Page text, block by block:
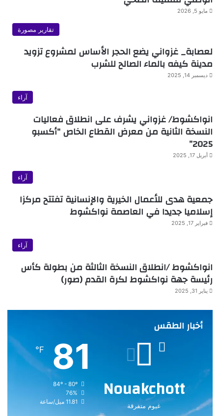
مايو 5, 2026
تقارير مصورة
لعصابة_ غزواني يضع الحجر الأساس لمشروع تزويد
مدينة كيفه بالماء الصالح للشرب
ديسمبر 14, 2025
آراء
انواكشوط/ غزواني يشرف على انطلاق فعاليات
النسخة الثانية من معرض القطاع الخاص “أكسبو
2025”
أبريل 17, 2025
آراء
جمعية هدى للأعمال الخيرية والإنسانية تفتتح مركزا
إسلاميا جديدا في العاصمة نواكشوط
فبراير 17, 2025
آراء
انواكشوط /انطلاق النسخة الثالثة من بطولة كأس
رئيسة جهة نواكشوط لكرة القدم (صور)
يناير 31, 2025
أخبار الطقس
Nouakchott
غيوم متفرقة
81
℉
76%
11.81 ميل/ساعة